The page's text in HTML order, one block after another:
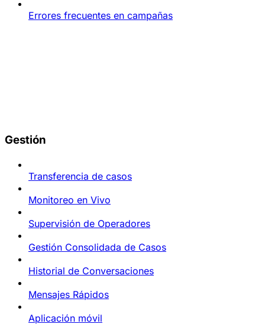
Errores frecuentes en campañas
Gestión
Transferencia de casos
Monitoreo en Vivo
Supervisión de Operadores
Gestión Consolidada de Casos
Historial de Conversaciones
Mensajes Rápidos
Aplicación móvil